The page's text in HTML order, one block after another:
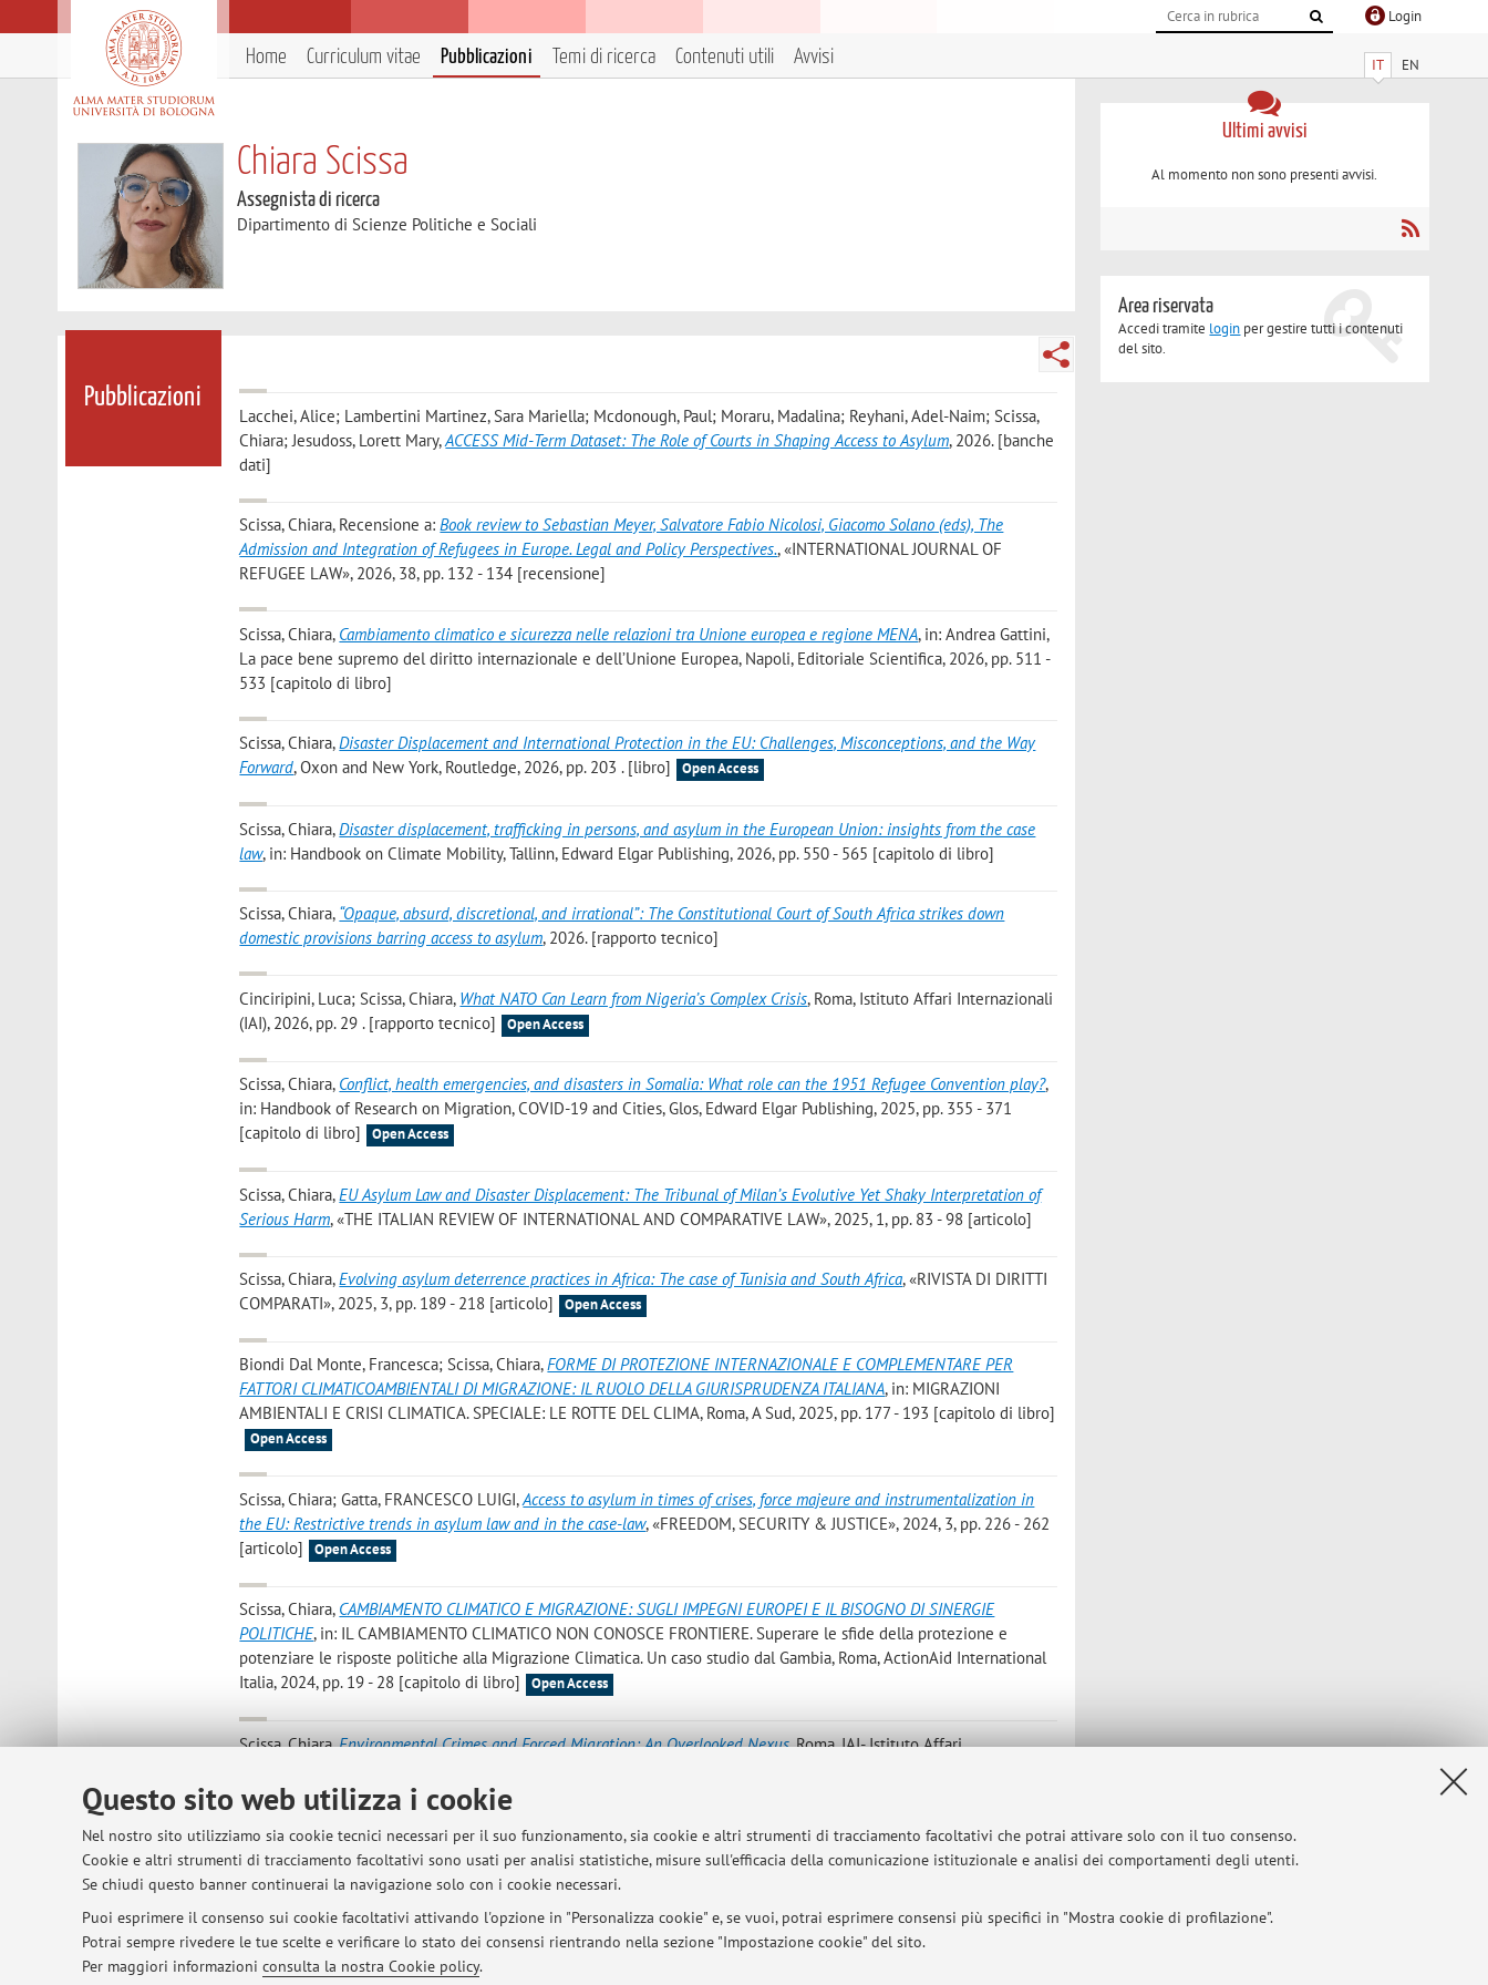
Questo sito web utilizza i cookie
Nel nostro sito utilizziamo sia cookie tecnici necessari per il suo funzionamento, sia cookie e altri strumenti di tracciamento facoltativi che potrai attivare solo con il tuo consenso.
Cookie e altri strumenti di tracciamento facoltativi sono usati per analisi statistiche, misure sull'efficacia della comunicazione istituzionale e analisi dei comportamenti degli utenti.
Se chiudi questo banner continuerai la navigazione solo con i cookie necessari.
Puoi esprimere il consenso sui cookie facoltativi attivando l'opzione in "Personalizza cookie" e, se vuoi, potrai esprimere consensi più specifici in "Mostra cookie di profilazione".
Potrai sempre rivedere le tue scelte e verificare lo stato dei consensi rientrando nella sezione "Impostazione cookie" del sito.
Per maggiori informazioni consulta la nostra Cookie policy.
Login
IT EN
Home Curriculum vitae Pubblicazioni Temi di ricerca Contenuti utili Avvisi
Chiara Scissa
Assegnista di ricerca
Dipartimento di Scienze Politiche e Sociali
Pubblicazioni
Lacchei, Alice; Lambertini Martinez, Sara Mariella; Mcdonough, Paul; Moraru, Madalina; Reyhani, Adel-Naim; Scissa,
Chiara; Jesudoss, Lorett Mary,ACCESS Mid-Term Dataset: The Role of Courts in Shaping Access to Asylum, 2026. [banche
dati]
Scissa, Chiara, Recensione a:Book review to Sebastian Meyer, Salvatore Fabio Nicolosi, Giacomo Solano (eds), The
Admission and Integration of Refugees in Europe. Legal and Policy Perspectives., «INTERNATIONAL JOURNAL OF
REFUGEE LAW», 2026, 38, pp. 132 - 134 [recensione]
Scissa, Chiara, Cambiamento climatico e sicurezza nelle relazioni tra Unione europea e regione MENA, in: Andrea Gattini,
La pace bene supremo del diritto internazionale e dell’Unione Europea, Napoli, Editoriale Scientifica, 2026, pp. 511 -
533 [capitolo di libro]
Scissa, Chiara,Disaster Displacement and International Protection in the EU: Challenges, Misconceptions, and the Way
Forward, Oxon and New York, Routledge, 2026, pp. 203 . [libro] Open Access
Scissa, Chiara,Disaster displacement, trafficking in persons, and asylum in the European Union: insights from the case
law, in: Handbook on Climate Mobility, Tallinn, Edward Elgar Publishing, 2026, pp. 550 - 565 [capitolo di libro]
Scissa, Chiara, “Opaque, absurd, discretional, and irrational”: The Constitutional Court of South Africa strikes down
domestic provisions barring access to asylum, 2026. [rapporto tecnico]
Cinciripini, Luca; Scissa, Chiara, What NATO Can Learn from Nigeria’s Complex Crisis, Roma, Istituto Affari Internazionali
(IAI), 2026, pp. 29 . [rapporto tecnico]
Open Access
Scissa, Chiara, Conflict, health emergencies, and disasters in Somalia: What role can the 1951 Refugee Convention play?,
in: Handbook of Research on Migration, COVID-19 and Cities, Glos, Edward Elgar Publishing, 2025, pp. 355 - 371
[capitolo di libro]
Open Access
Scissa, Chiara,EU Asylum Law and Disaster Displacement: The Tribunal of Milan’s Evolutive Yet Shaky Interpretation of
Serious Harm, «THE ITALIAN REVIEW OF INTERNATIONAL AND COMPARATIVE LAW», 2025, 1, pp. 83 - 98 [articolo]
Scissa, Chiara,Evolving asylum deterrence practices in Africa: The case of Tunisia and South Africa, «RIVISTA DI DIRITTI
COMPARATI», 2025, 3, pp. 189 - 218 [articolo]
Open Access
Biondi Dal Monte, Francesca; Scissa, Chiara,FORME DI PROTEZIONE INTERNAZIONALE E COMPLEMENTARE PER
FATTORI CLIMATICOAMBIENTALI DI MIGRAZIONE: IL RUOLO DELLA GIURISPRUDENZA ITALIANA, in: MIGRAZIONI
AMBIENTALI E CRISI CLIMATICA. SPECIALE: LE ROTTE DEL CLIMA, Roma, A Sud, 2025, pp. 177 - 193 [capitolo di libro]
Open Access
Scissa, Chiara; Gatta, FRANCESCO LUIGI,Access to asylum in times of crises, force majeure and instrumentalization in
the EU: Restrictive trends in asylum law and in the case-law, «FREEDOM, SECURITY & JUSTICE», 2024, 3, pp. 226 - 262
[articolo]
Open Access
Scissa, Chiara, CAMBIAMENTO CLIMATICO E MIGRAZIONE: SUGLI IMPEGNI EUROPEI E IL BISOGNO DI SINERGIE
POLITICHE, in: IL CAMBIAMENTO CLIMATICO NON CONOSCE FRONTIERE. Superare le sfide della protezione e
potenziare le risposte politiche alla Migrazione Climatica. Un caso studio dal Gambia, Roma, ActionAid International
Italia, 2024, pp. 19 - 28 [capitolo di libro]
Open Access
Scissa, Chiara,Environmental Crimes and Forced Migration: An Overlooked Nexus, Roma, IAI- Istituto Affari
Stefano, Porfido; Scissa, Chiara ,Environmental migrants as victims of ‘ecological disorganisation’? Reflections from the
OmoTurkana case study, «AFRICAN JOURNAL OF CLIMATE LAW AND JUSTICE», 2024, 1, pp. 109 - 132 [articolo]
Open Access
1 2 3 4 5
Ultimi avvisi
Al momento non sono presenti avvisi.
Area riservata
Accedi tramite login per gestire tutti i contenuti
del sito.